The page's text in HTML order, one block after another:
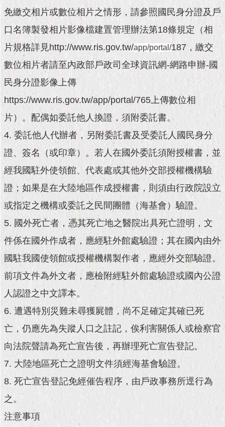
館
發
現
北
動
主
題
館
民
動
活
動
主
館
回
首
頁
網
站
導
覽
English
常
見
免繳交相片或數位相片之情形，請參照國民身分證及戶
口名簿製發相片影像檔建置管理辦法第18條規定（相
片規格詳見http://www.ris.gov.tw/app/portal/187，繳交
數位相片者請至內政部戶政司全球資訊網-網路申辦-國
民身分證影像上傳
https://www.ris.gov.tw/app/portal/765上傳數位相
片）。配偶如委託他人換證，須附委託書。
4. 委託他人代辦者，另附委託書及受委託人國民身分
證、簽名（或印章）。若人在國外委託須附授權書，並
經我國駐外使領館、代表處或其他外交部授權機構驗
證；如果是在大陸地區作成授權書，則須由行政院設立
或指定之機構或委託之民間團體（海基會）驗證。
5. 國外死亡者，憑其死亡地之醫院出具死亡證明，文
件係在國外作成者，應經駐外館處驗證；其在國內由外
國駐我國使領館或授權機構製作者，應經外交部驗證。
前項文件為外文者，應檢附經駐外館處驗證或國內公證
人認證之中文譯本。
6. 遭遇特別災難未尋獲屍體，尚不足確定其確已死
亡，仍應先為失蹤人口之註記，俟利害關係人或檢察官
向法院聲請為死亡宣告後，再辦理死亡宣告登記。
7. 大陸地區死亡之證明文件須經海基會驗證。
8. 死亡宣告登記免經催告程序，由戶政事務所逕行為
之。
注意事項